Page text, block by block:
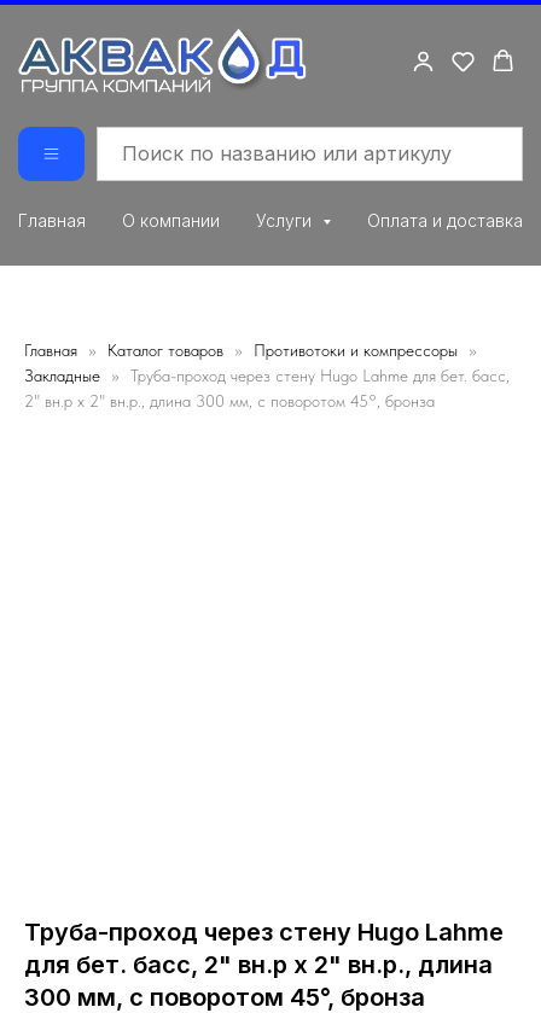
Главная О компании Услуги Оплата и доставка
Главная Каталог товаров
Противотоки и компрессоры
Закладные
Труба-проход через стену Hugo Lahme для бет. басс,
2" вн.р х 2" вн.р., длина 300 мм, с поворотом 45°, бронза
Труба-проход через стену Hugo Lahme
для бет. басс, 2" вн.р х 2" вн.р., длина
300 мм, с поворотом 45°, бронза